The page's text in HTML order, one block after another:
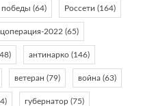
победы (64) Россети (164)
2022 (65)
антинарко (146)
ветеран (79) война (63)
губернатор (75)